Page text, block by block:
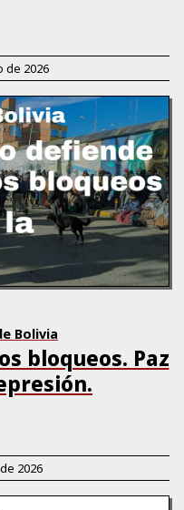
de 2026
Bolivia
bloqueos. Paz
2026